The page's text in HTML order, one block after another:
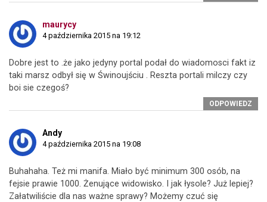
maurycy
4 października 2015 na 19:12
Dobre jest to .że jako jedyny portal podał do wiadomosci fakt iz
taki marsz odbył się w Świnoujściu . Reszta portali milczy czy
boi sie czegoś?
ODPOWIEDZ
Andy
4 października 2015 na 19:08
Buhahaha. Też mi manifa. Miało być minimum 300 osób, na
fejsie prawie 1000. Żenujące widowisko. I jak łysole? Już lepiej?
Załatwiliście dla nas ważne sprawy? Możemy czuć się